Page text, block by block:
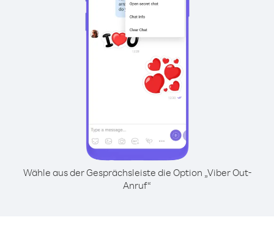
Wähle aus der Gesprächsleiste die Option „Viber Out-
Anruf“